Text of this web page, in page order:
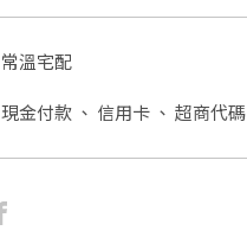
常溫宅配
現金付款 、 信用卡 、 超商代碼